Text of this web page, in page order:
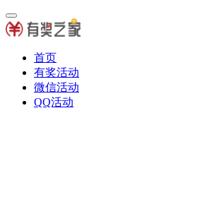
首页
有奖活动
微信活动
QQ活动